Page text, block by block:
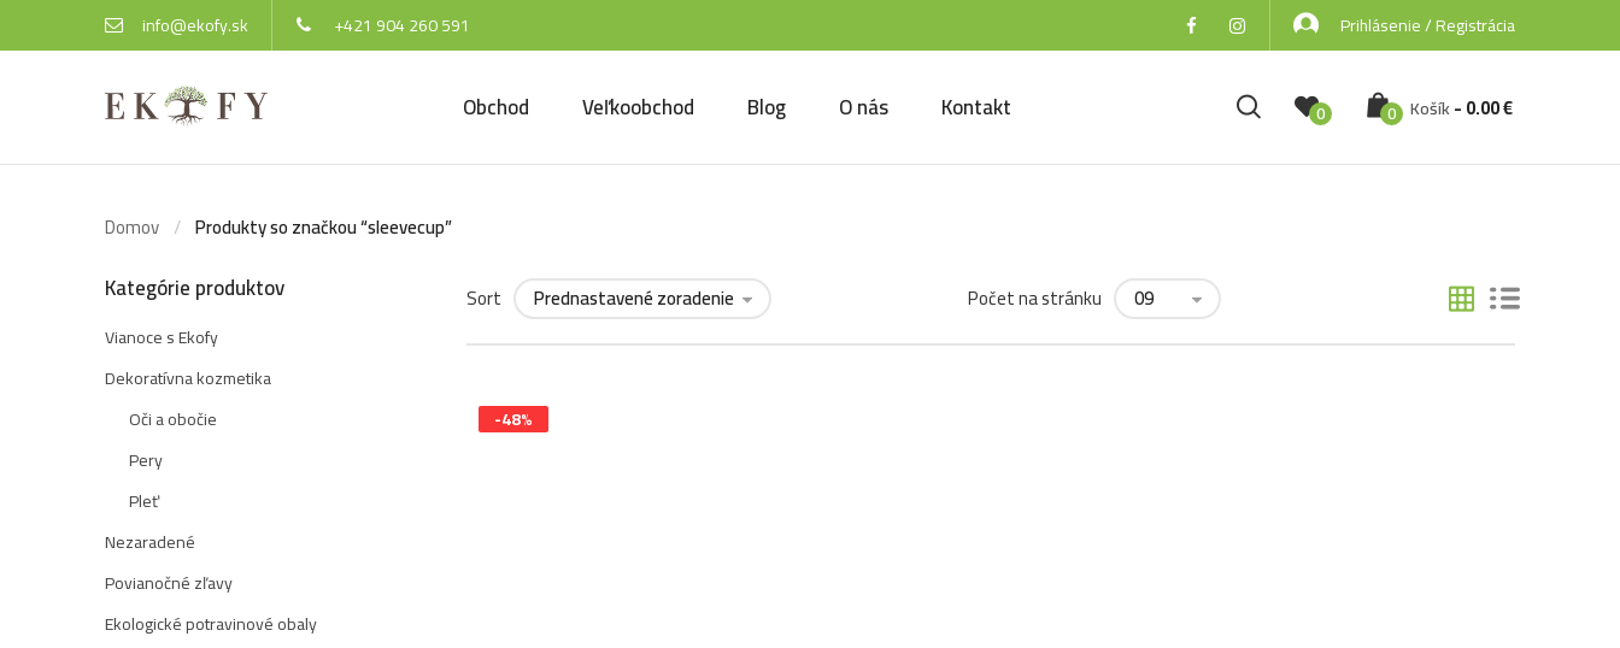
info@ekofy.sk +421 904 260 591 Prihlásenie / Registrácia
Obchod Veľkoobchod Blog O nás Kontakt 0 0 Košík-0.00€
Domov Produkty so značkou “sleevecup”
Sort Počet na stránku
-48%
Kategórie produktov
Vianoce s Ekofy
Dekoratívna kozmetika
Oči a obočie
Pery
Pleť
Nezaradené
Povianočné zľavy
Ekologické potravinové obaly